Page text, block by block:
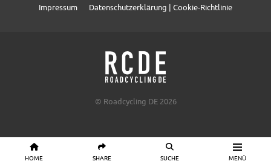
HOME SHARE SUCHE MENÜ
Impressum Datenschutzerklärung | Cookie-Richtlinie
© Roadcycling DE 2026